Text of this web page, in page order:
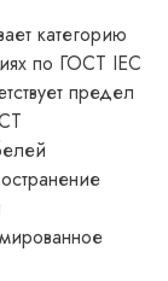
категорию
по ГОСТ IEC
предел